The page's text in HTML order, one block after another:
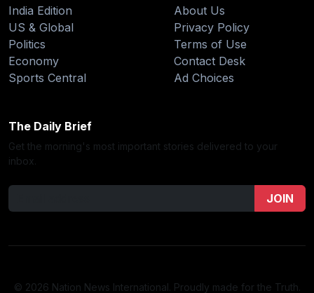
India Edition
US & Global
Politics
Economy
Sports Central
About Us
Privacy Policy
Terms of Use
Contact Desk
Ad Choices
The Daily Brief
Get the morning's most important stories delivered to your
inbox.
JOIN
© 2026 Nation News International. Proudly made for the Truth.